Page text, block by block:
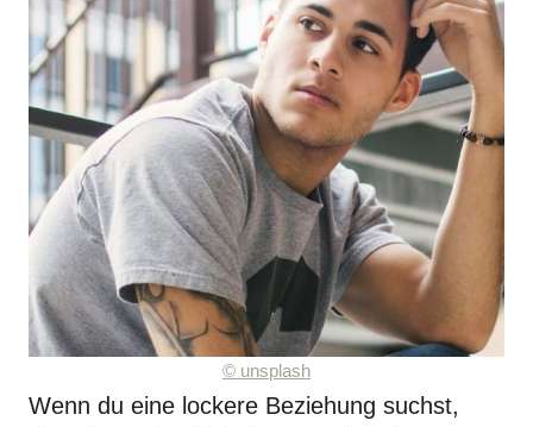
© unsplash
Wenn du eine lockere Beziehung suchst,